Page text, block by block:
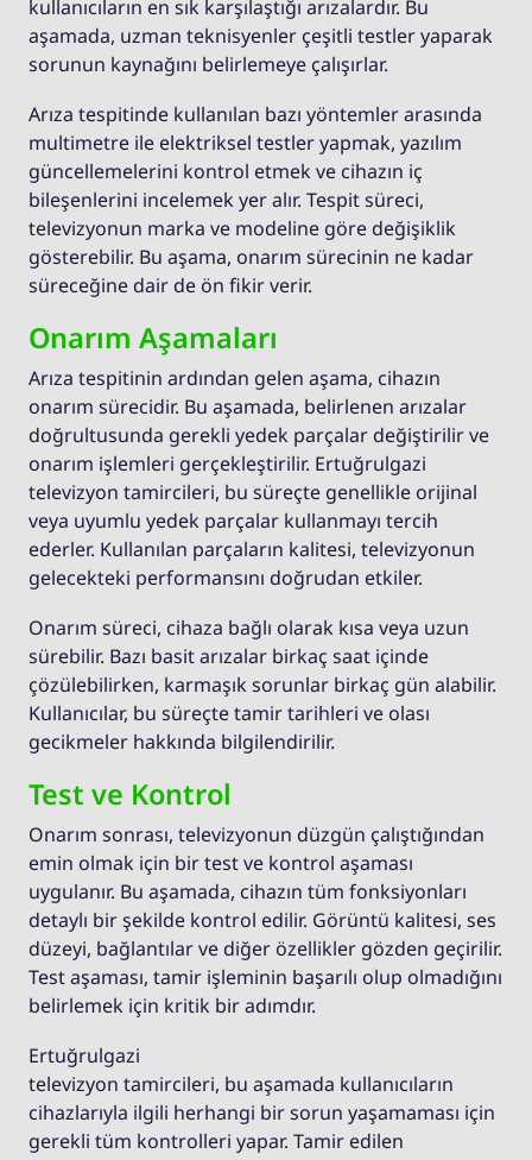
kullanıcıların en sık karşılaştığı arızalardır. Bu
aşamada, uzman teknisyenler çeşitli testler yaparak
sorunun kaynağını belirlemeye çalışırlar.
Arıza tespitinde kullanılan bazı yöntemler arasında
multimetre ile elektriksel testler yapmak, yazılım
güncellemelerini kontrol etmek ve cihazın iç
bileşenlerini incelemek yer alır. Tespit süreci,
televizyonun marka ve modeline göre değişiklik
gösterebilir. Bu aşama, onarım sürecinin ne kadar
süreceğine dair de ön fikir verir.
Onarım Aşamaları
Arıza tespitinin ardından gelen aşama, cihazın
onarım sürecidir. Bu aşamada, belirlenen arızalar
doğrultusunda gerekli yedek parçalar değiştirilir ve
onarım işlemleri gerçekleştirilir. Ertuğrulgazi
televizyon tamircileri, bu süreçte genellikle orijinal
veya uyumlu yedek parçalar kullanmayı tercih
ederler. Kullanılan parçaların kalitesi, televizyonun
gelecekteki performansını doğrudan etkiler.
Onarım süreci, cihaza bağlı olarak kısa veya uzun
sürebilir. Bazı basit arızalar birkaç saat içinde
çözülebilirken, karmaşık sorunlar birkaç gün alabilir.
Kullanıcılar, bu süreçte tamir tarihleri ve olası
gecikmeler hakkında bilgilendirilir.
Test ve Kontrol
Onarım sonrası, televizyonun düzgün çalıştığından
emin olmak için bir test ve kontrol aşaması
uygulanır. Bu aşamada, cihazın tüm fonksiyonları
detaylı bir şekilde kontrol edilir. Görüntü kalitesi, ses
düzeyi, bağlantılar ve diğer özellikler gözden geçirilir.
Test aşaması, tamir işleminin başarılı olup olmadığını
belirlemek için kritik bir adımdır.
Ertuğrulgazi
televizyon tamircileri, bu aşamada kullanıcıların
cihazlarıyla ilgili herhangi bir sorun yaşamaması için
gerekli tüm kontrolleri yapar. Tamir edilen